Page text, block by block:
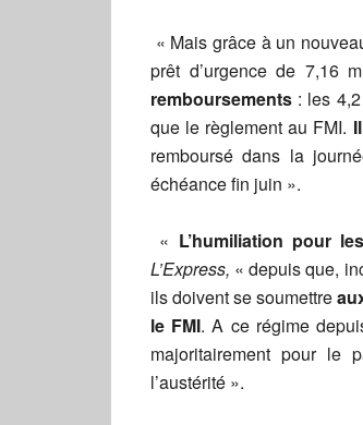
« Mais grâce à un
prêt d’urgence de 7,16
remboursements : les
que le règlement au FMI.
remboursé dans la
échéance fin juin ».
« L’humiliation pour
L’Express, « depuis que,
ils doivent se soumettre
le FMI. A ce régime
majoritairement pour le
l’austérité ».